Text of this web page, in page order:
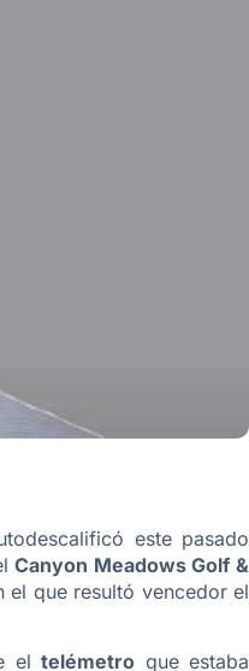
este pasado
Canyon Meadows Golf &
el que resultó vencedor el
eltelémetro que estaba